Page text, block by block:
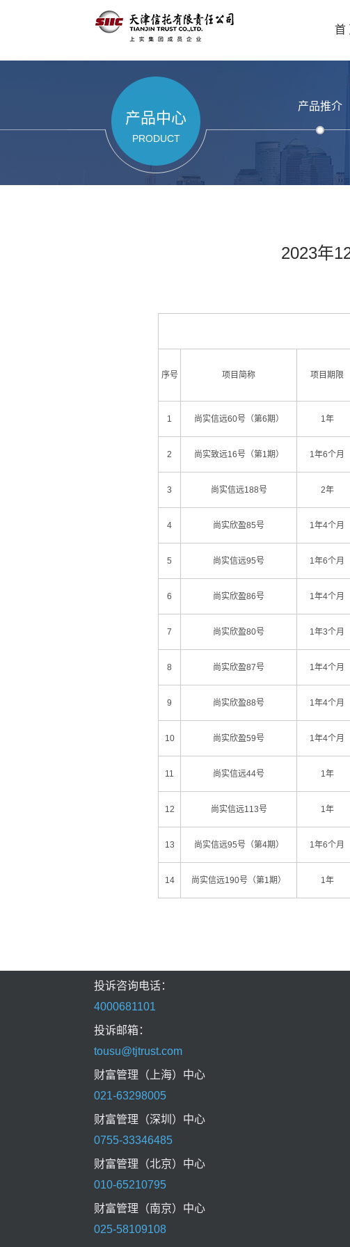
首
产品中心
PRODUCT
产品推介
2023年
序号 项目简称 项目期限
1 尚实信远60号（第6期） 1年
2 尚实致远16号（第1期） 1年6个月
3 尚实信远188号 2年
4 尚实欣盈85号 1年4个月
5 尚实信远95号 1年6个月
6 尚实欣盈86号 1年4个月
7 尚实欣盈80号 1年3个月
8 尚实欣盈87号 1年4个月
9 尚实欣盈88号 1年4个月
10 尚实欣盈59号 1年4个月
11 尚实信远44号 1年
12 尚实信远113号 1年
13 尚实信远95号（第4期） 1年6个月
14 尚实信远190号（第1期） 1年
投诉咨询电话：
4000681101
投诉邮箱：
tousu@tjtrust.com
财富管理（上海）中心
021-63298005
财富管理（深圳）中心
0755-33346485
财富管理（北京）中心
010-65210795
财富管理（南京）中心
025-58109108